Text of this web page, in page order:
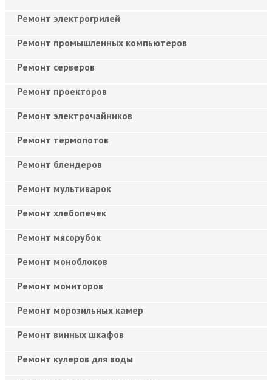
Ремонт электрогрилей
Ремонт промышленных компьютеров
Ремонт серверов
Ремонт проекторов
Ремонт электрочайников
Ремонт термопотов
Ремонт блендеров
Ремонт мультиварок
Ремонт хлебопечек
Ремонт мясорубок
Ремонт моноблоков
Ремонт мониторов
Ремонт морозильных камер
Ремонт винных шкафов
Ремонт кулеров для воды